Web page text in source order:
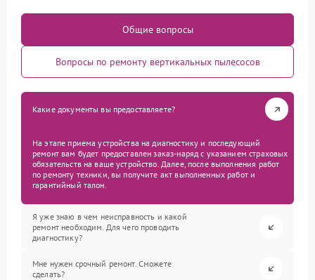
Общие вопросы
Вопросы по ремонту вертикальных пылесосов
Какие документы вы предоставляете?
На этапе приема устройства на диагностику и последующий
ремонт вам будет предоставлен заказ-наряд с указанием страховых
обязательств на ваше устройство. Далее, после выполнения работ
по ремонту техники, вы получите акт выполненных работ и
гарантийный талон.
Я уже знаю в чем неисправность и какой
ремонт необходим. Для чего проводить
диагностику?
Мне нужен срочный ремонт. Сможете
сделать?